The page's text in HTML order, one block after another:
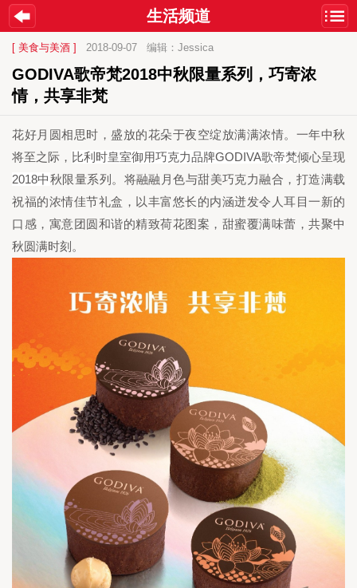
生活频道
[ 美食与美酒 ] 2018-09-07 编辑：Jessica
GODIVA歌帝梵2018中秋限量系列，巧寄浓
情，共享非梵
花好月圆相思时，盛放的花朵于夜空绽放满满浓情。一年中秋
将至之际， 比利时皇室御用巧克力品牌GODIVA歌帝梵倾心呈现
2018中秋限量系列。将融融月色与甜美巧克力融合，打造满载
祝福的浓情佳节礼盒，以丰富悠长的内涵迸发令人耳目一新的
口感，寓意团圆和谐的精致荷花图案，甜蜜覆满味蕾，共聚中
秋圆满时刻。